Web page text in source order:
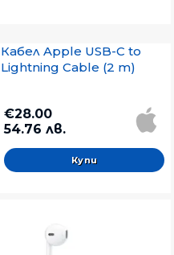
Кабел Apple USB-C to
Lightning Cable (2 m)
€28.00
54.76 лв.